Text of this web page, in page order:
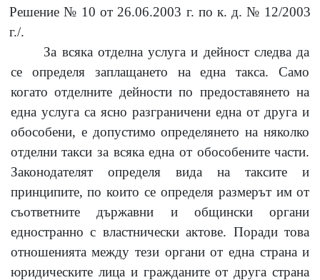
Решение № 10 от 26.06.2003 г. по к. д. № 12/2003
г./.
За всяка отделна услуга и дейност следва да
се определя заплащането на една такса. Само
когато отделните дейности по предоставянето на
една услуга са ясно разграничени една от друга и
обособени, е допустимо определянето на няколко
отделни такси за всяка една от обособените части.
Законодателят определя вида на таксите и
принципите, по които се определя размерът им от
съответните държавни и общински органи
едностранно с властнически актове. Поради това
отношенията между тези органи от една страна и
юридическите лица и гражданите от друга страна